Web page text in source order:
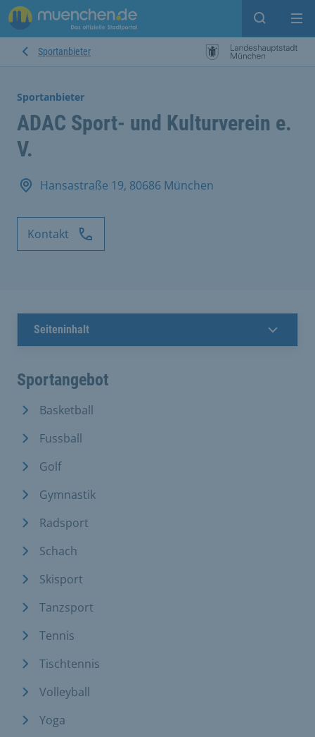
Suche
Sportanbieter
Sportanbieter
ADAC Sport- und Kulturverein e.
V.
Hansastraße 19, 80686 München
Kontakt
Seiteninhalt
Sportangebot
Basketball
Fussball
Golf
Gymnastik
Radsport
Schach
Skisport
Tanzsport
Tennis
Tischtennis
Volleyball
Yoga